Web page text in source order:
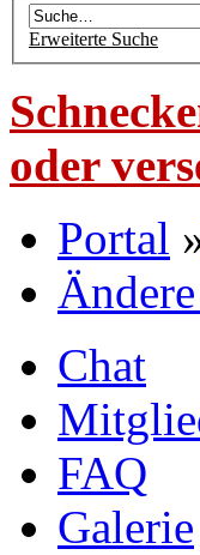
Erweiterte Suche
oder
Portal
Chat
FAQ
Galerie